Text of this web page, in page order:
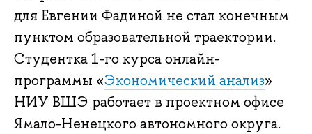
для Евгении Фадиной не стал конечным
пунктом образовательной траектории.
Студентка 1-го курса онлайн-
программы «Экономический анализ»
НИУ ВШЭ работает в проектном офисе
Ямало-Ненецкого автономного округа.